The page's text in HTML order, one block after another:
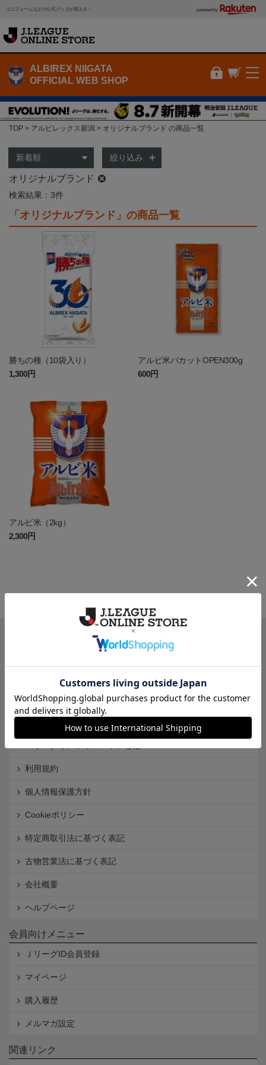
ユニフォームなどの公式グッズが買える！ powered by
ALBIREX NIIGATA
OFFICIAL WEB SHOP
TOP アルビレックス新潟 オリジナルブランド の商品一覧
絞り込み
オリジナルブランド
検索結果：3件
「オリジナルブランド」の商品一覧
勝ちの種（10袋入り）
1,300円
アルビ米パカットOPEN300g
600円
アルビ米（2kg）
2,300円
Ｊ1 Ｊ2 Ｊ3
インフォメーション
利用規約
個人情報保護方針
Cookieポリシー
特定商取引法に基づく表記
古物営業法に基づく表記
会社概要
ヘルプページ
会員向けメニュー
ＪリーグID会員登録
マイページ
購入履歴
メルマガ設定
関連リンク